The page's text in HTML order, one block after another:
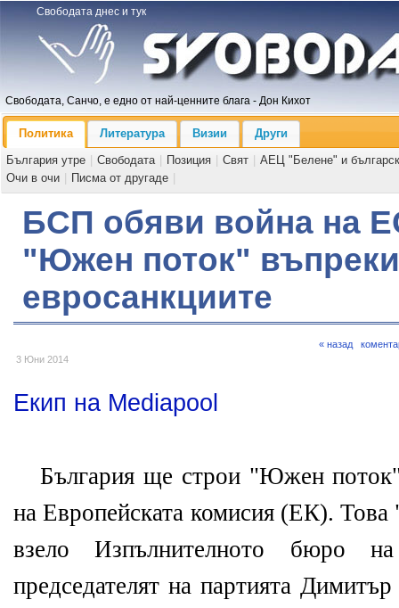
Свободата днес и тук
Свободата, Санчо, е едно от най-ценните блага - Дон Кихот
Политика Литература Визии
Други
България утре
Свободата Позиция Свят
АЕЦ "Белене" и
Очи в очи
Писма от другаде
БСП обяви война на
"Южен поток" въпреки
евросанкциите
3 Юни 2014
« назад
Екип на Mediapool
България ще строи "Южен
на Европейската комисия (ЕК).Това
взело Изпълнителното бюро
председателят на партията